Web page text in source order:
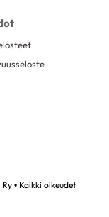
• Kaikki oikeudet